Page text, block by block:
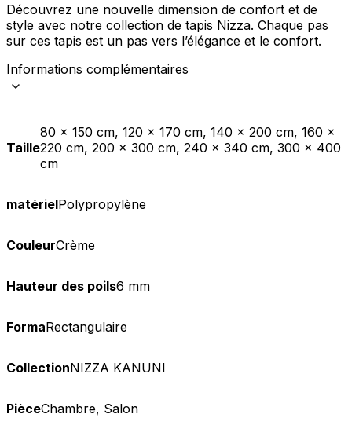
Découvrez une nouvelle dimension de confort et de
style avec notre collection de tapis Nizza. Chaque pas
sur ces tapis est un pas vers l’élégance et le confort.
Informations complémentaires
Taille
80 x 150 cm, 120 x 170 cm, 140 x 200 cm, 160 x
220 cm, 200 x 300 cm, 240 x 340 cm, 300 x 400
cm
matérielPolypropylène
CouleurCrème
Hauteur des poils6 mm
FormaRectangulaire
CollectionNIZZA KANUNI
PièceChambre, Salon